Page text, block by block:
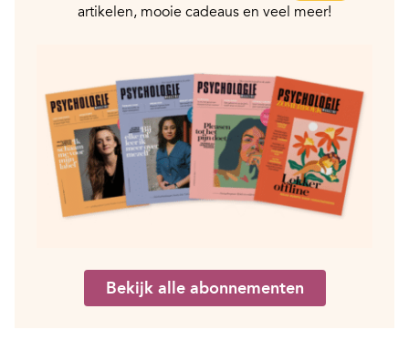
artikelen, mooie cadeaus en veel meer!
Bekijk alle abonnementen